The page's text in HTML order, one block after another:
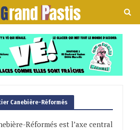
Canebière-Réformés
Réformés est l’axe central